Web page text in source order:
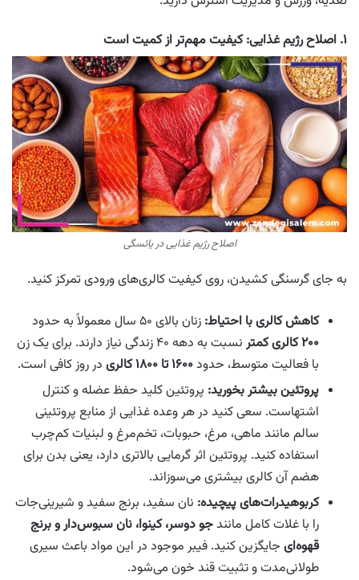
۱. اصلاح رژیم غذایی: کیفیت مهم‌تر از کمیت است
اصلاح رژیم غذایی در یائسگی
به جای گرسنگی کشیدن، روی کیفیت کالری‌های ورودی تمرکز کنید.
کاهش کالری با احتیاط: زنان بالای ۵۰ سال معمولاً به حدود
۲۰۰ کالری کمتر
نسبت به دهه ۴۰ زندگی نیاز دارند. برای یک زن
با فعالیت متوسط، حدود۱۶۰۰ تا ۱۸۰۰ کالری
در روز کافی است.
پروتئین بیشتر بخورید: پروتئین کلید حفظ عضله و کنترل
اشتهاست. سعی کنید در هر وعده غذایی از منابع پروتئینی
سالم مانند ماهی، مرغ، حبوبات، تخم‌مرغ و لبنیات کم‌چرب
استفاده کنید. پروتئین اثر گرمایی بالاتری دارد، یعنی بدن برای
هضم آن کالری بیشتری می‌سوزاند.
کربوهیدرات‌های پیچیده: نان سفید، برنج سفید و شیرینی‌جات
را با غلات کامل مانندجو دوسر، کینوا، نان سبوس‌دار و برنج
قهوه‌ای جایگزین کنید. فیبر موجود در این مواد باعث سیری
طولانی‌مدت و تثبیت قند خون می‌شود.